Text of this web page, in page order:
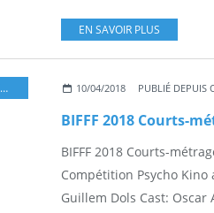
EN SAVOIR PLUS
,SCIENCE-FICTION,
10/04/2018 PUBLIÉ DEPUIS
BIFFF 2018 Courts-
Compétition Psycho Kino
Guillem Dols Cast: Oscar